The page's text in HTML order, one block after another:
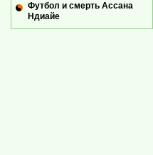
Футбол и смерть Ассана
Ндиайе